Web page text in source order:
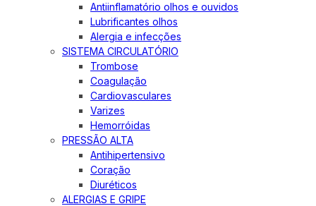
Antiinflamatório olhos e ouvidos
Lubrificantes olhos
Alergia e infecções
SISTEMA CIRCULATÓRIO
Trombose
Coagulação
Cardiovasculares
Varizes
Hemorróidas
PRESSÃO ALTA
Antihipertensivo
Coração
Diuréticos
ALERGIAS E GRIPE